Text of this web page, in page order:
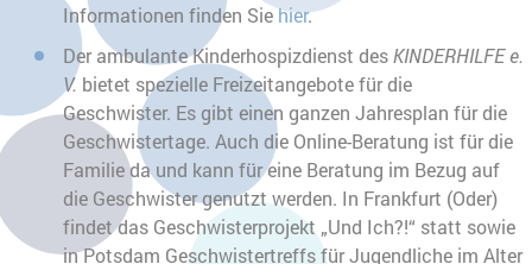
Informationen finden Siehier.
Der ambulante Kinderhospizdienst desKINDERHILFE e.
V. bietet spezielle Freizeitangebote für die
Geschwister. Es gibt einen ganzen Jahresplan für die
Geschwistertage. Auch die Online-Beratung ist für die
Familie da und kann für eine Beratung im Bezug auf
die Geschwister genutzt werden. In Frankfurt (Oder)
findet das Geschwisterprojekt „Und Ich?!“ statt sowie
in Potsdam Geschwistertreffs für Jugendliche im Alter